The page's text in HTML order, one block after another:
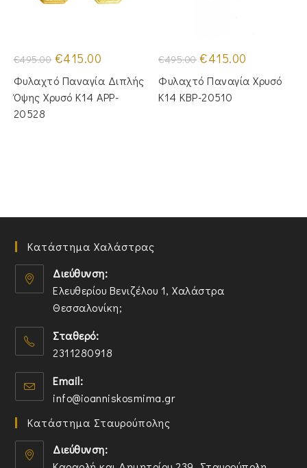
€495.00 Original
price
was:
€495.00.
€415.00
τιμή
είναι:
€415.00.
Φυλαχτό Παναγία Διπλής
Όψης Χρυσό Κ14 APP-
20528
€495.00 Original
price
was:
€495.00.
€415.00
τιμή
είναι:
Φυλαχτό Παναγία Χρυσό
Κ14 KBP-20510
Κατάστημα Χαλάστρας
Διεύθυνση:
Ελευθερίου Βενιζέλου 1, Χαλάστρα
Θεσσαλονίκη;
p
e
s
i
a
n
e
Σταθερό:
2311280918
p
e
s
n
Email:
info@ioanniskosmima.grO
Κατάστημα Σταυρούπολης
Διεύθυνση: